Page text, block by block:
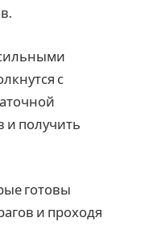
с
и получить
готовы
и проходя